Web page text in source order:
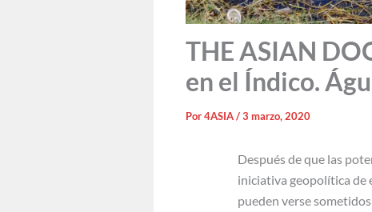
THE ASIAN
en el Índico.
Por4ASIA/3 marzo, 2020
Después de que las
iniciativa geopolítica de
pueden verse